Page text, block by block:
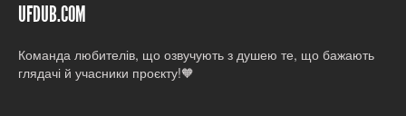
UFDUB.COM
Команда любителів, що озвучують з душею те, що бажають
глядачі й учасники проєкту!🧡